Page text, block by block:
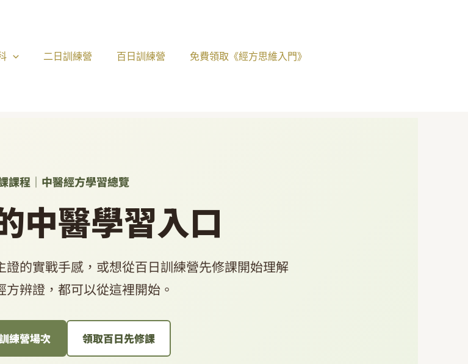
二日訓練營 百日訓練營 免費領取《經方思維入門》
課程｜中醫經方學習總覽
中醫學習入口
的實戰手感，或想從百日訓練營先修課開始理解
方辨證，都可以從這裡開始。
練營場次 領取百日先修課